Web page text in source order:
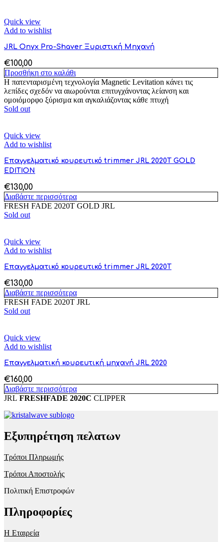
Quick view
Add to wishlist
JRL Onyx Pro-Shaver Ξυριστική Μηχανή
€100,00
Προσθήκη στο καλάθι
Η πατενταρισμένη τεχνολογία Magnetic Levitation κάνει τις
λεπίδες σχεδόν να αιωρούνται επιτυγχάνοντας λείανση και
ομοιόμορφο ξύρισμα και αγκαλιάζοντας κάθε πτυχή
Sold out
Quick view
Add to wishlist
Επαγγελματικό κουρευτικό trimmer JRL 2020T GOLD
EDITION
€130,00
Διαβάστε περισσότερα
FRESH FADE 2020T GOLD JRL
Sold out
Quick view
Add to wishlist
Επαγγελματικό κουρευτικό trimmer JRL 2020T
€130,00
Διαβάστε περισσότερα
FRESH FADE 2020T JRL
Sold out
Quick view
Add to wishlist
Επαγγελματική κουρευτική μηχανή JRL 2020
€160,00
Διαβάστε περισσότερα
JRL FRESHFADE 2020C CLIPPER
Εξυπηρέτηση πελατων
Τρόποι Πληρωμής
Τρόποι Αποστολής
Πολιτική Επιστροφών
Πληροφορίες
Η Εταιρεία